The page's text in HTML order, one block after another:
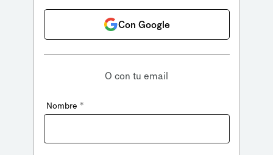
Con Google
O con tu email
Nombre *